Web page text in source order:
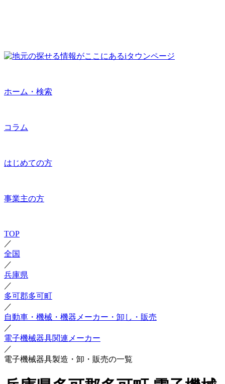
ホーム・検索
コラム
はじめての方
事業主の方
TOP
／
全国
／
兵庫県
／
多可郡多可町
／
自動車・機械・機器メーカー・卸し・販売
／
電子機械器具関連メーカー
／
電子機械器具製造・卸・販売の一覧